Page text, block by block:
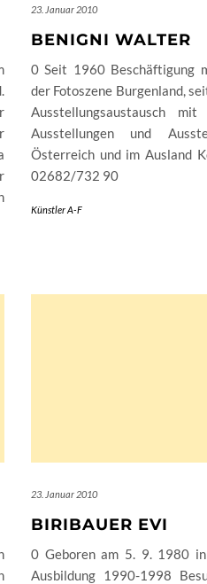
23. Januar 2010
BENIGNI WALTER
0 Seit 1960 Beschäftigung
der Fotoszene Burgenland,
Ausstellungsaustausch
Ausstellungen und
Österreich und im Ausland
02682/732 90
Künstler A-F
23. Januar 2010
BIRIBAUER EVI
0 Geboren am 5. 9. 1980
Ausbildung 1990-1998